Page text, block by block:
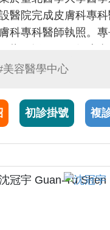
醫院完成皮膚科專科
科專科醫師執照。
炎、感染疾患、落髮
美容醫學中心
初診掛號 複